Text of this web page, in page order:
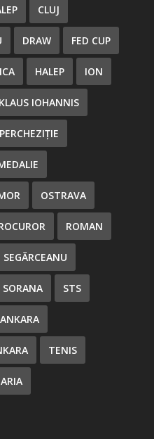
CLUJ
DRAW FED CUP
HALEP ION
KLAUS IOHANNIS
OSTRAVA
ROMAN
SEGĂRCEANU
SORANA STS
TENIS